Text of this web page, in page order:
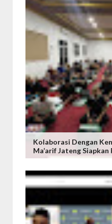
Kolaborasi Dengan
Ma’arif Jateng